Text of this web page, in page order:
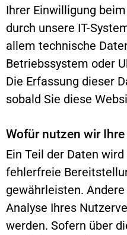
Ihrer Einwilligung
durch unsere IT-
allem technische
Betriebssystem oder
Die Erfassung dieser
sobald Sie diese
Wofür nutzen wir Ihre
Ein Teil der Daten
fehlerfreie
gewährleisten.
Analyse Ihres
werden. Sofern über